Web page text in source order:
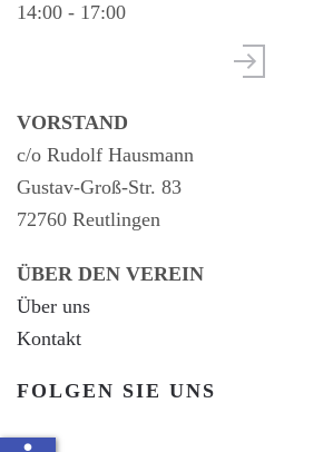
14:00 - 17:00
VORSTAND
c/o Rudolf Hausmann
Gustav-Groß-Str. 83
72760 Reutlingen
ÜBER DEN VEREIN
Über uns
Kontakt
FOLGEN SIE UNS